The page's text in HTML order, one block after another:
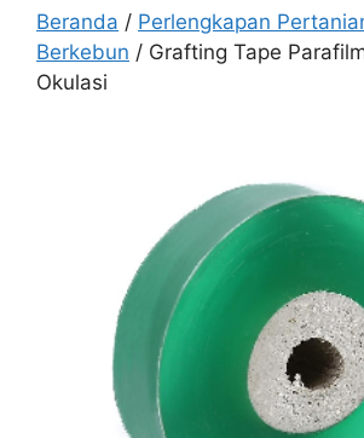
Beranda / Perlengkapan
Berkebun / Grafting Tape
Okulasi